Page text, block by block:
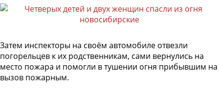
Затем инспекторы на своём автомобиле отвезли
погорельцев к их родственникам, сами вернулись на
место пожара и помогли в тушении огня прибывшим на
вызов пожарным.